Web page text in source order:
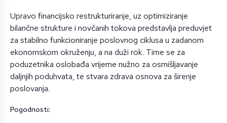
Upravo financijsko restrukturiranje, uz optimiziranje
bilančne strukture i novčanih tokova predstavlja preduvjet
za stabilno funkcioniranje poslovnog ciklusa u zadanom
ekonomskom okruženju, a na duži rok. Time se za
poduzetnika oslobađa vrijeme nužno za osmišljavanje
daljnjih poduhvata, te stvara zdrava osnova za širenje
poslovanja.
Pogodnosti: